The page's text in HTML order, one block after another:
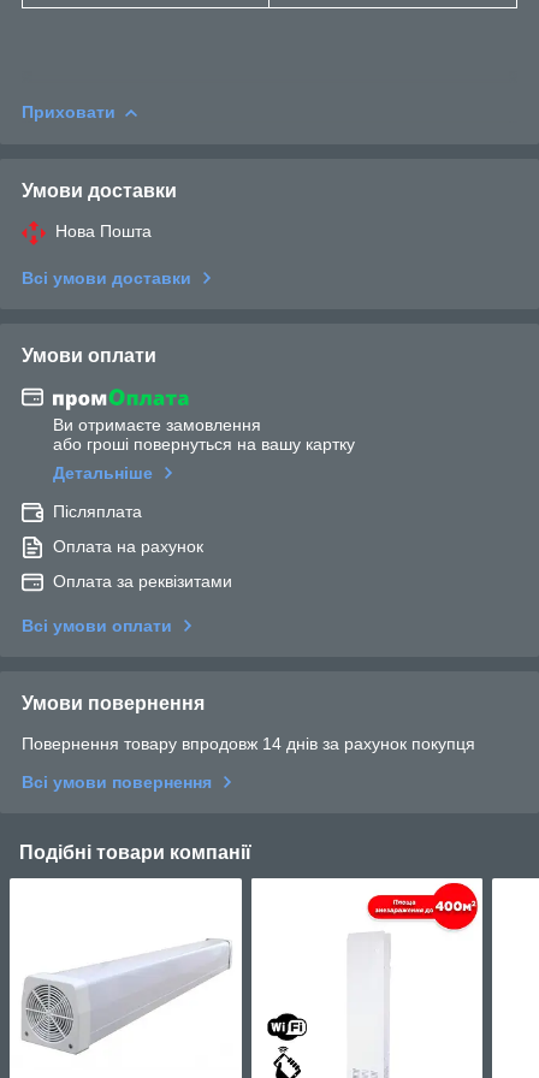
Приховати
Умови доставки
Нова Пошта
Всі умови доставки
Умови оплати
Ви отримаєте замовлення
або гроші повернуться на вашу картку
Детальніше
Післяплата
Оплата на рахунок
Оплата за реквізитами
Всі умови оплати
Умови повернення
Повернення товару впродовж 14 днів за рахунок покупця
Всі умови повернення
Подібні товари компанії